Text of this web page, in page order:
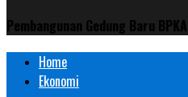
Pembangunan Gedung Baru
Home
Ekonomi